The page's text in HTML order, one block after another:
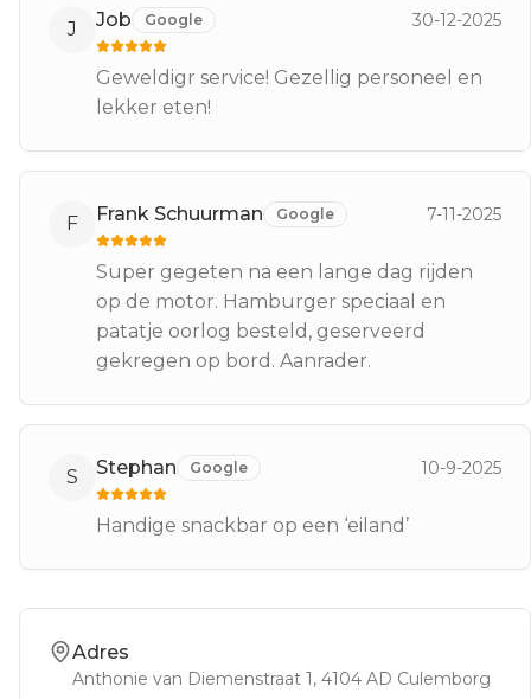
J Job Google 30-12-2025
Geweldigr service! Gezellig personeel en
lekker eten!
F Frank Schuurman Google 7-11-2025
Super gegeten na een lange dag rijden
op de motor. Hamburger speciaal en
patatje oorlog besteld, geserveerd
gekregen op bord. Aanrader.
S Stephan Google 10-9-2025
Handige snackbar op een ‘eiland’
Adres
Anthonie van Diemenstraat 1, 4104 AD Culemborg